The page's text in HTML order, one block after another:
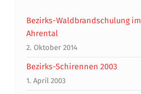
Bezirks-Waldbrandschulung im
Ahrental
2. Oktober 2014
Bezirks-Schirennen 2003
1. April 2003